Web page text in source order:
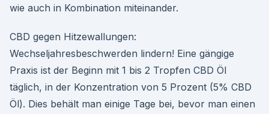
wie auch in Kombination miteinander.
CBD gegen Hitzewallungen:
Wechseljahresbeschwerden lindern! Eine gängige
Praxis ist der Beginn mit 1 bis 2 Tropfen CBD Öl
täglich, in der Konzentration von 5 Prozent (5% CBD
Öl). Dies behält man einige Tage bei, bevor man einen